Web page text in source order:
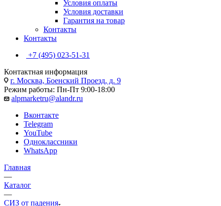
Условия оплаты
Условия доставки
Гарантия на товар
Контакты
Контакты
+7 (495) 023-51-31
Контактная информация
г. Москва, Боенский Проезд, д. 9
Режим работы: Пн-Пт 9:00-18:00
alpmarketru@alandr.ru
Вконтакте
Telegram
YouTube
Одноклассники
WhatsApp
Главная
—
Каталог
—
СИЗ от падения